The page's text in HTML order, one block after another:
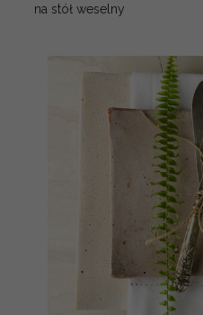
na stół weselny